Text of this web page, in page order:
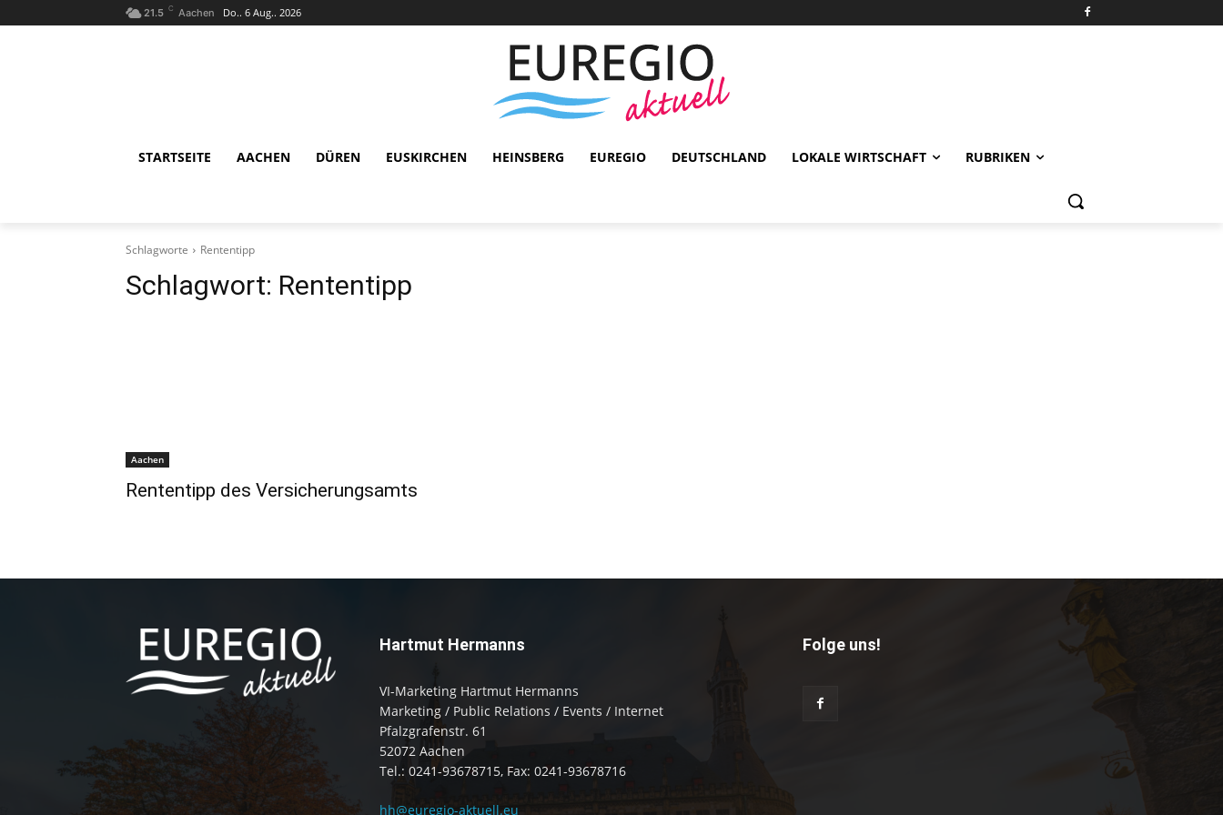
21.5 C Aachen Do.. 6 Aug.. 2026
STARTSEITE AACHEN DÜREN EUSKIRCHEN HEINSBERG EUREGIO DEUTSCHLAND LOKALE WIRTSCHAFT RUBRIKEN
Schlagworte Rententipp
Schlagwort: Rententipp
Aachen
Rententipp des Versicherungsamts
Hartmut Hermanns
VI-Marketing Hartmut Hermanns
Marketing / Public Relations / Events / Internet
Pfalzgrafenstr. 61
52072 Aachen
Tel.: 0241-93678715, Fax: 0241-93678716
hh@euregio-aktuell.eu
Folge uns!